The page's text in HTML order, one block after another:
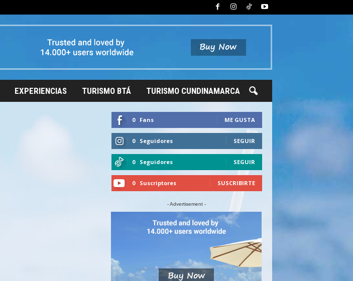
EXPERIENCIAS TURISMO BTÁ TURISMO CUNDINAMARCA
0 Fans ME GUSTA
0 Seguidores SEGUIR
0 Seguidores SEGUIR
0 Suscriptores SUSCRIBIRTE
- Advertisement -